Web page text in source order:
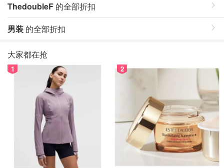
ThedoubleF 的全部折扣
男装 的全部折扣
大家都在抢
1 2